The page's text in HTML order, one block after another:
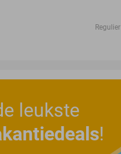
Regulier
leukste
!